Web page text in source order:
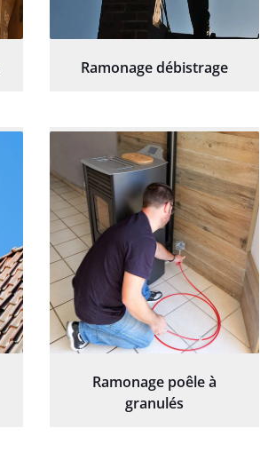
Ramonage débistrage
Ramonage poêle à
granulés